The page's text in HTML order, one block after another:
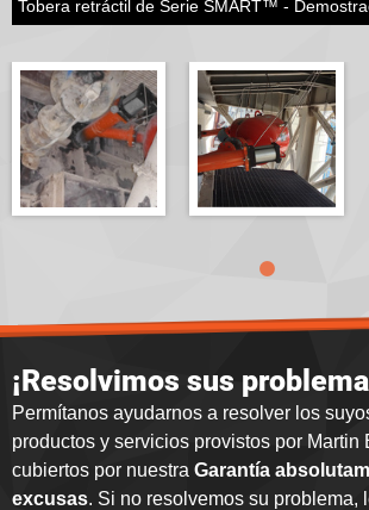
Tobera retráctil de Serie SMART™ -
¡Resolvimos sus
Permítanos ayudarnos a resolver los
productos y servicios provistos por Martin
cubiertos por nuestra Garantía
excusas. Si no resolvemos su problema,